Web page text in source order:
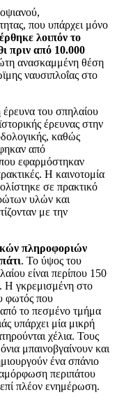
που υπάρχει μόνο
λοιπόν το
πριν από 10.000
ανασκαμμένη θέση
ναυσιπλοΐας στο
του σπηλαίου
έρευνας στην
καθώς
από
εφαρμόστηκαν
Η καινοτομία
σε πρακτικό
υλών και
με την
πληροφοριών
. Το ύψος του
είναι περίπου 150
Η γκρεμισμένη στο
φωτός που
από το πεσμένο τμήμα
υπάρχει μία μικρή
χέλια. Τους
μπαινοβγαίνουν και
ένα σπάνιο
περιπάτου
πλέον ενημέρωση.